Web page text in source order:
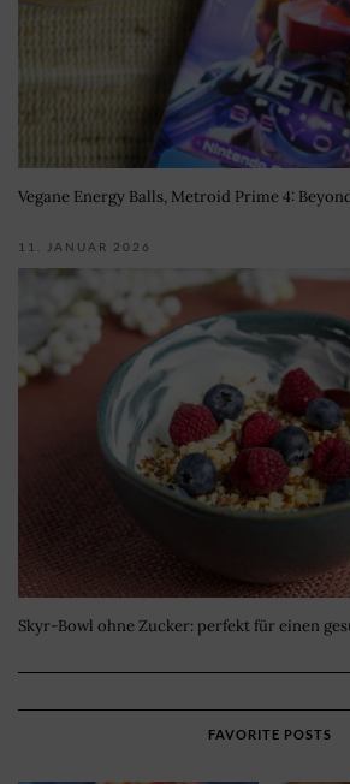
Vegane Energy Balls, Metroid Prime 4:
11. JANUAR 2026
Skyr-Bowl ohne Zucker: perfekt für einen
FAVORITE POSTS